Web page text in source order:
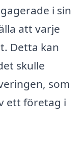
i sin
att varje
Detta kan
skulle
som
ett företag i